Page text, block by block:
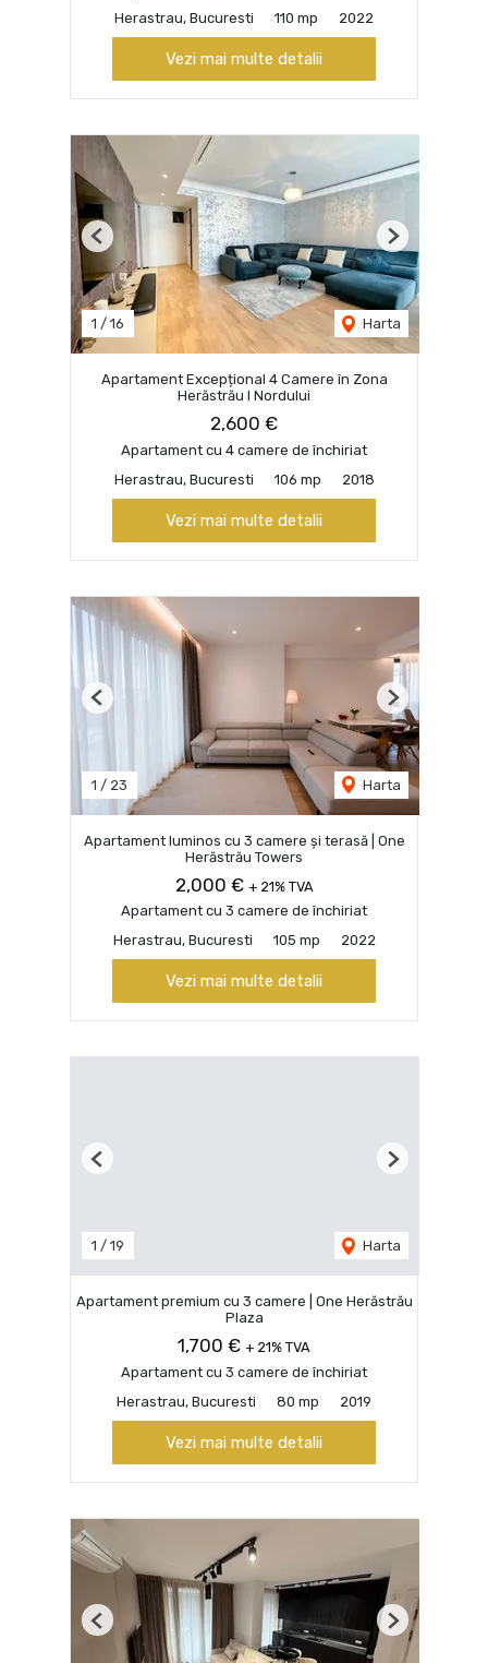
Herastrau, Bucuresti
110 mp 2022
Vezi mai multe detalii
1 / 16 Harta
Previous Next
Apartament Excepțional 4 Camere în Zona
Herăstrău I Nordului
2,600 €
Apartament cu 4 camere de închiriat
Herastrau, Bucuresti
106 mp 2018
Vezi mai multe detalii
1 / 23 Harta
Previous Next
Apartament luminos cu 3 camere și terasă | One
Herăstrău Towers
2,000 € + 21% TVA
Apartament cu 3 camere de închiriat
Herastrau, Bucuresti
105 mp 2022
Vezi mai multe detalii
1 / 19 Harta
Previous Next
Apartament premium cu 3 camere | One Herăstrău
Plaza
1,700 € + 21% TVA
Apartament cu 3 camere de închiriat
Herastrau, Bucuresti
80 mp 2019
Vezi mai multe detalii
Previous Next